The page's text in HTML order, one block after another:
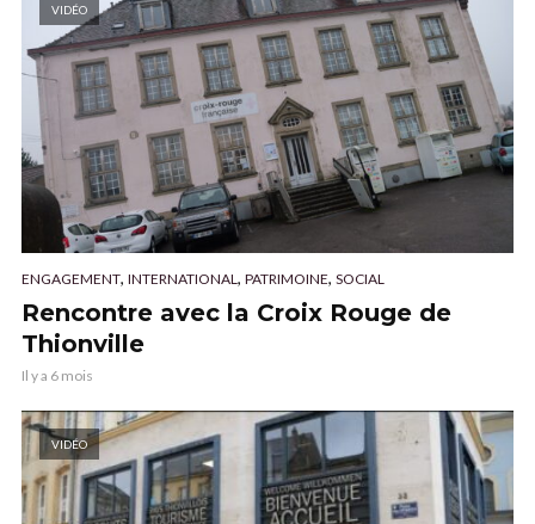
VIDÉO
ENGAGEMENT, INTERNATIONAL , PATRIMOINE, SOCIAL
Rencontre avec la Croix Rouge de
Thionville
Il y a 6 mois
VIDÉO